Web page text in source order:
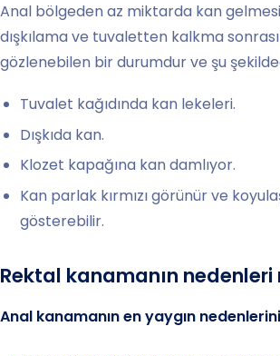
Anal bölgeden az miktarda kan
dışkılama ve tuvaletten kalkma
gözlenebilen bir durumdur ve şu
Tuvalet kağıdında kan lekeleri.
Dışkıda kan.
Klozet kapağına kan damlıyor.
Kan parlak kırmızı görünür ve
gösterebilir.
Rektal kanamanın nedenleri
Anal kanamanın en yaygın